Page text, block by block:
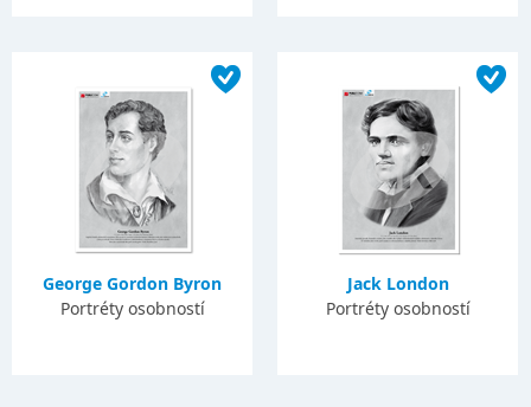
George Gordon Byron
Portréty osobností
Jack London
Portréty osobností